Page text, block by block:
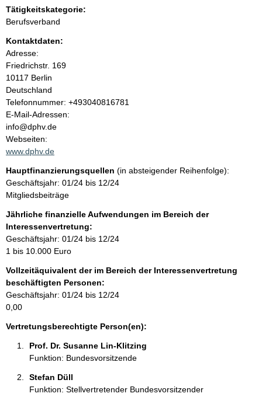
n
i
n
h
a
l
t
Tätigkeitskategorie:
Berufsverband
Kontaktdaten:
Adresse:
Friedrichstr. 169
10117 Berlin
Deutschland
K
o
n
t
a
t
i
n
f
o
r
m
t
i
o
n
e
Telefonnummer: +493040816781
E-Mail-Adressen:
info@dphv.de
Webseiten:
www.dphv.de
Hauptfinanzierungsquellen (in absteigender Reihenfolge):
Geschäftsjahr: 01/24 bis 12/24
Mitgliedsbeiträge
Jährliche finanzielle Aufwendungen im Bereich der
Interessenvertretung:
Geschäftsjahr: 01/24 bis 12/24
1 bis 10.000 Euro
Vollzeitäquivalent der im Bereich der Interessenvertretung
beschäftigten Personen:
Geschäftsjahr: 01/24 bis 12/24
0,00
Vertretungsberechtigte Person(en):
Prof. Dr. Susanne Lin-Klitzing
Funktion: Bundesvorsitzende
Stefan Düll
Funktion: Stellvertretender Bundesvorsitzender